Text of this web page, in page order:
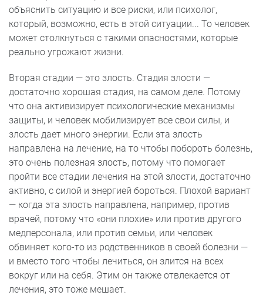
объяснить ситуацию и все риски, или психолог,
который, возможно, есть в этой ситуации... То человек
может столкнуться с такими опасностями, которые
реально угрожают жизни.
Вторая стадии — это злость. Стадия злости —
достаточно хорошая стадия, на самом деле. Потому
что она активизирует психологические механизмы
защиты, и человек мобилизирует все свои силы, и
злость дает много энергии. Если эта злость
направлена на лечение, на то чтобы побороть болезнь,
это очень полезная злость, потому что помогает
пройти все стадии лечения на этой злости, достаточно
активно, с силой и энергией бороться. Плохой вариант
— когда эта злость направлена, например, против
врачей, потому что «они плохие» или против другого
медперсонала, или против семьи, или человек
обвиняет кого-то из родственников в своей болезни —
и вместо того чтобы лечиться, он злится на всех
вокруг или на себя. Этим он также отвлекается от
лечения, это тоже мешает.